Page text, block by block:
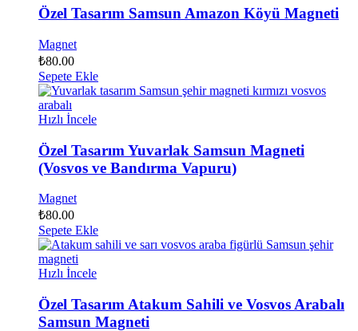
Özel Tasarım Samsun Amazon Köyü Magneti
Magnet
₺80.00
Sepete Ekle
Hızlı İncele
Özel Tasarım Yuvarlak Samsun Magneti
(Vosvos ve Bandırma Vapuru)
Magnet
₺80.00
Sepete Ekle
Hızlı İncele
Özel Tasarım Atakum Sahili ve Vosvos Arabalı
Samsun Magneti